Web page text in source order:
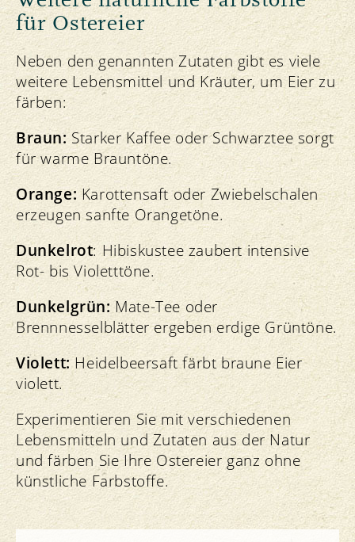
für Ostereier
Neben den genannten Zutaten gibt es viele
weitere Lebensmittel und Kräuter, um Eier zu
färben:
Braun:Starker Kaffee oder Schwarztee sorgt
für warme Brauntöne.
Orange: Karottensaft oder Zwiebelschalen
erzeugen sanfte Orangetöne.
Dunkelrot: Hibiskustee zaubert intensive
Rot- bis Violetttöne.
Dunkelgrün:Mate-Tee oder
Brennnesselblätter ergeben erdige Grüntöne.
Violett:Heidelbeersaft färbt braune Eier
violett.
Experimentieren Sie mit verschiedenen
Lebensmitteln und Zutaten aus der Natur
und färben Sie Ihre Ostereier ganz ohne
künstliche Farbstoffe.